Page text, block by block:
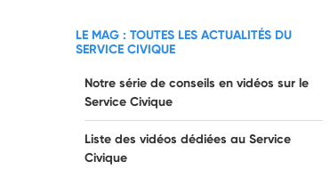
LE MAG : TOUTES LES ACTUALITÉS DU
SERVICE CIVIQUE
Notre série de conseils en vidéos sur le
Service Civique
Liste des vidéos dédiées au Service
Civique